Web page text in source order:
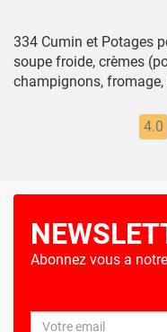
334 Cumin et Potages
soupe froide, crèmes
champignons,
4.0
Abonnez vous a